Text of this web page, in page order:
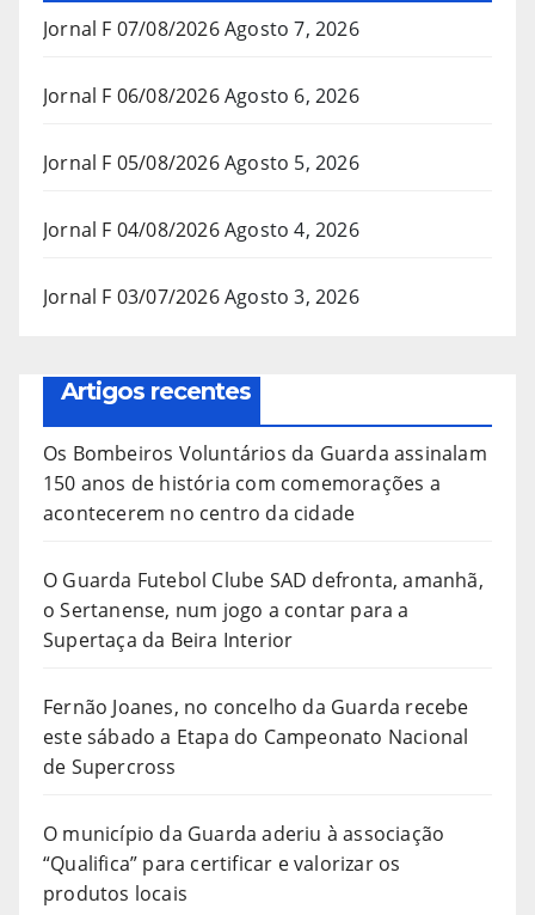
Jornal F 07/08/2026Agosto 7, 2026
Jornal F 06/08/2026Agosto 6, 2026
Jornal F 05/08/2026Agosto 5, 2026
Jornal F 04/08/2026Agosto 4, 2026
Jornal F 03/07/2026Agosto 3, 2026
Artigos recentes
Os Bombeiros Voluntários da Guarda assinalam
150 anos de história com comemorações a
acontecerem no centro da cidade
O Guarda Futebol Clube SAD defronta, amanhã,
o Sertanense, num jogo a contar para a
Supertaça da Beira Interior
Fernão Joanes, no concelho da Guarda recebe
este sábado a Etapa do Campeonato Nacional
de Supercross
O município da Guarda aderiu à associação
“Qualifica” para certificar e valorizar os
produtos locais